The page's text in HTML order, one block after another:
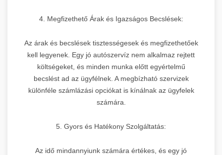
4. Megfizethető Árak és Igazságos Becslések:
Az árak és becslések tisztességesek és megfizethetőek
kell legyenek. Egy jó autószervíz nem alkalmaz rejtett
költségeket, és minden munka előtt egyértelmű
becslést ad az ügyfélnek. A megbízható szervizek
különféle számlázási opciókat is kínálnak az ügyfelek
számára.
5. Gyors és Hatékony Szolgáltatás:
Az idő mindannyiunk számára értékes, és egy jó